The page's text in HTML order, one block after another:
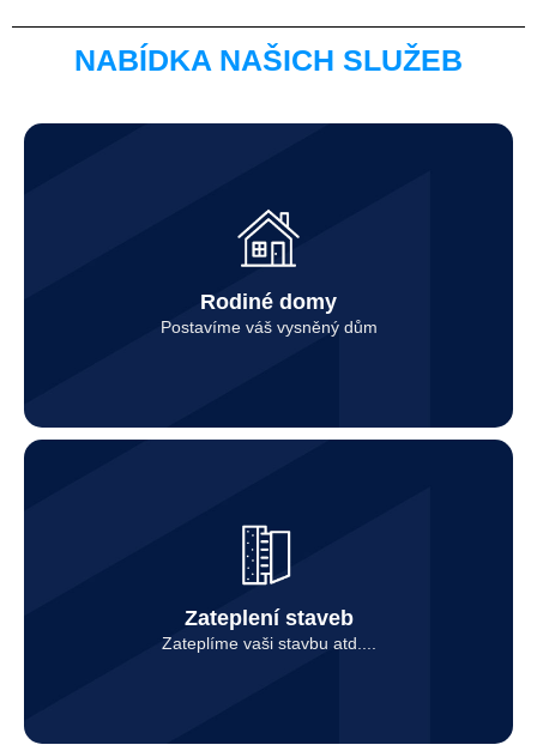
NABÍDKA NAŠICH SLUŽEB
Rodiné domy
Postavíme váš vysněný dům
Zateplení staveb
Zateplíme vaši stavbu atd....
Kontaktovat